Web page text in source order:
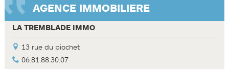
AGENCE IMMOBILIERE
LA TREMBLADE IMMO
13 rue du piochet
06.81.88.30.07